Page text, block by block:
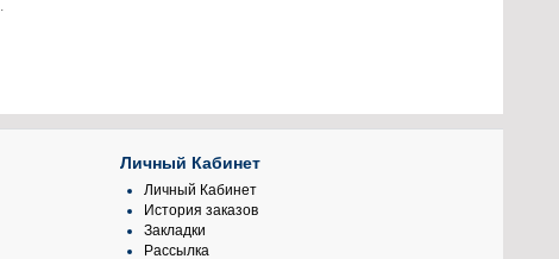
Личный Кабинет
Личный Кабинет
История заказов
Закладки
Рассылка